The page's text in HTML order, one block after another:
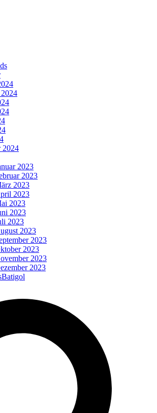
2024
2023
2023
2023
2023
2023
2023
2023
2023
2023
2023
2023
2023